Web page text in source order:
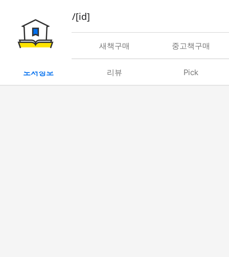
book/rent/[id]
대여 새책구매 중고책구매
도서정보 리뷰 Pick